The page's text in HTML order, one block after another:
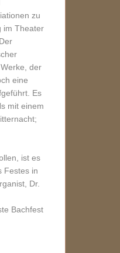
zu
im Theater
der
eine
Es
mit einem
ist es
Festes in
Dr.
Bachfest